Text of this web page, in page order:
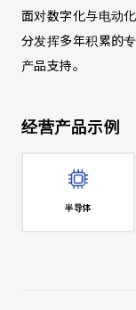
面对数字化与电动
分发挥多年积累的
产品支持。
经营产品示例
半导体